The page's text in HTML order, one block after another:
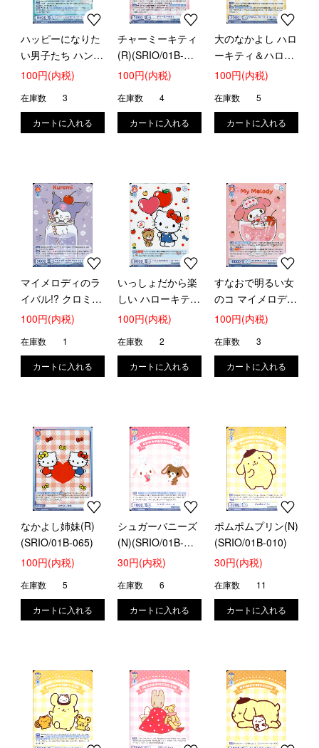
ハッピーになりた
い男子たち ハンギ
ョドン(R)
100円(内税)
在庫数 3
チャーミーキティ
(R)(SRIO/01B-
049)
100円(内税)
在庫数 4
大のなかよし ハロ
ーキティ＆ハロー
ミミィ(R)
100円(内税)
在庫数 5
マイメロディのラ
イバル!? クロミ
(R)(SRIO/01B-
100円(内税)
在庫数 1
いっしょだから楽
しい ハローキティ
(R)(SRIO/01B-
100円(内税)
在庫数 2
すなおで明るい女
のコ マイメロディ
(R)(SRIO/01B-
100円(内税)
在庫数 3
なかよし姉妹(R)
(SRIO/01B-065)
100円(内税)
在庫数 5
シュガーバニーズ
(N)(SRIO/01B-
009)
30円(内税)
在庫数 6
ポムポムプリン(N)
(SRIO/01B-010)
30円(内税)
在庫数 11